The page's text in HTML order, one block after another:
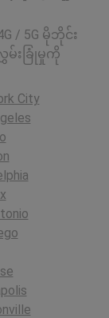
/ 5G မိုဘိုင်း
းခြုံမှုကို
City